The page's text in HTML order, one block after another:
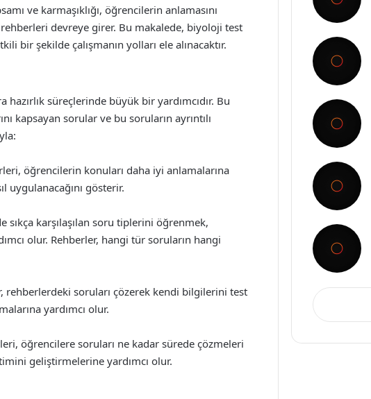
ve karmaşıklığı, öğrencilerin anlamasını
devreye girer. Bu makalede, biyoloji test
bir şekilde çalışmanın yolları ele alınacaktır.
süreçlerinde büyük bir yardımcıdır. Bu
kapsayan sorular ve bu soruların ayrıntılı
öğrencilerin konuları daha iyi anlamalarına
uygulanacağını gösterir.
karşılaşılan soru tiplerini öğrenmek,
olur. Rehberler, hangi tür soruların hangi
soruları çözerek kendi bilgilerini test
yardımcı olur.
öğrencilere soruları ne kadar sürede çözmeleri
geliştirmelerine yardımcı olur.